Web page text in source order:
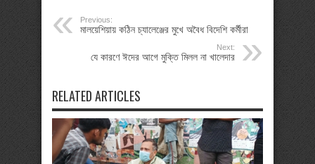
Previous:
মালয়েশিয়ায় কঠিন চ্যালেঞ্জের মুখে অবৈধ বিদেশি কর্মীরা
Next:
যে কারণে ঈদের আগে মুক্তি মিলল না খালেদার
RELATED ARTICLES